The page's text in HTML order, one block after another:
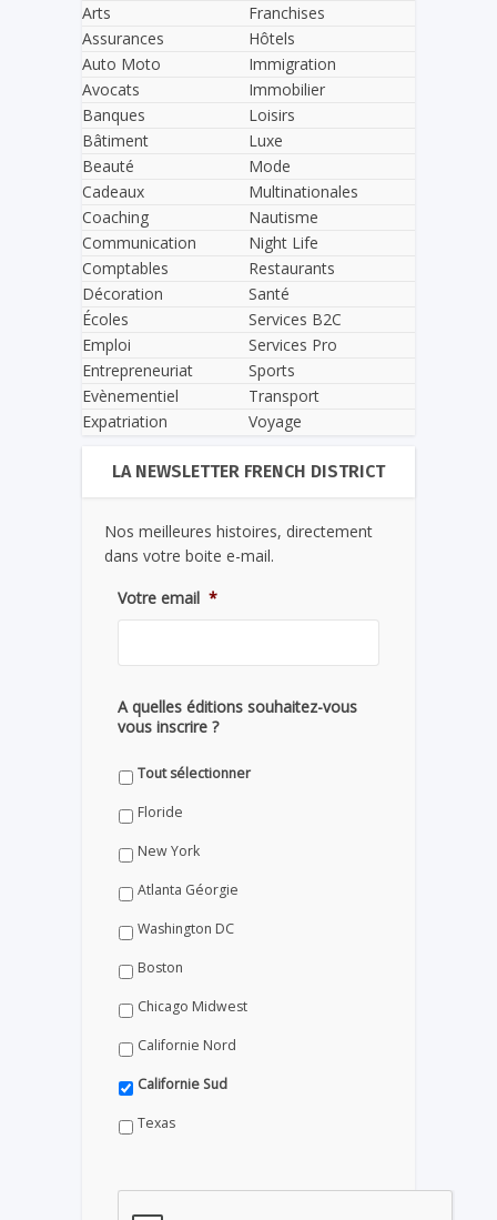
Arts
Assurances
Auto Moto
Avocats
Banques
Bâtiment
Beauté
Cadeaux
Coaching
Communication
Comptables
Décoration
Écoles
Emploi
Entrepreneuriat
Evènementiel
Expatriation
Franchises
Hôtels
Immigration
Immobilier
Loisirs
Luxe
Mode
Multinationales
Nautisme
Night Life
Restaurants
Santé
Services B2C
Services Pro
Sports
Transport
Voyage
LA NEWSLETTER FRENCH DISTRICT
Nos meilleures histoires, directement
dans votre boite e-mail.
Votre email *
A quelles éditions souhaitez-vous
vous inscrire ?
Tout sélectionner
Floride
New York
Atlanta Géorgie
Washington DC
Boston
Chicago Midwest
Californie Nord
Californie Sud
Texas